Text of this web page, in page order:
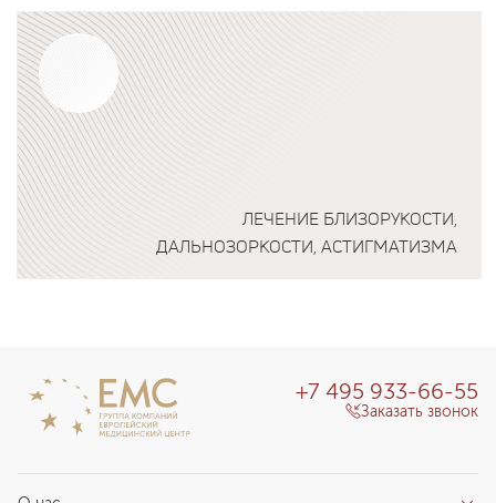
Подробнее о программе
ЛЕЧЕНИЕ БЛИЗОРУКОСТИ,
ДАЛЬНОЗОРКОСТИ, АСТИГМАТИЗМА
+7 495 933-66-55
Заказать звонок